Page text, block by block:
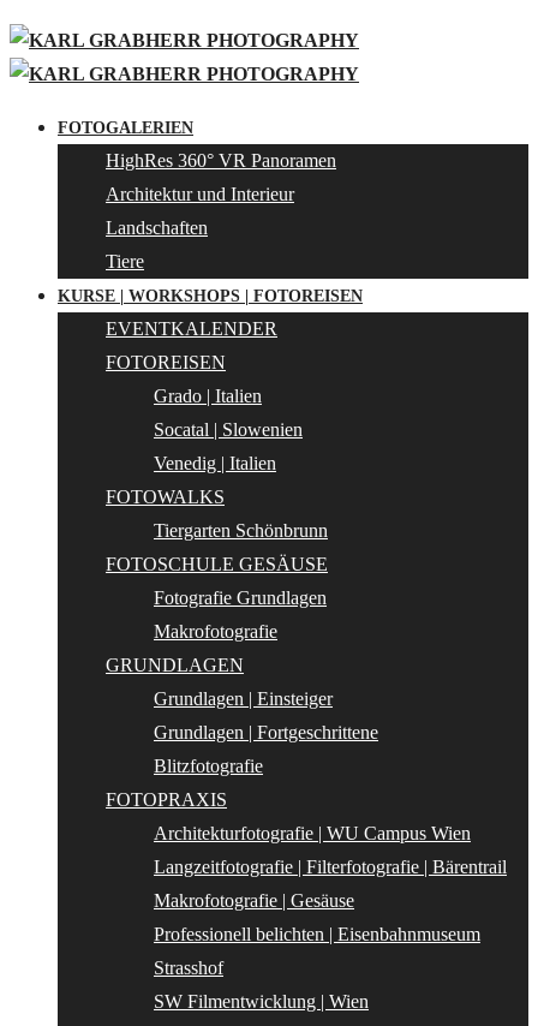
FOTOGALERIEN
HighRes 360° VR Panoramen
Architektur und Interieur
Landschaften
Tiere
KURSE | WORKSHOPS | FOTOREISEN
EVENTKALENDER
FOTOREISEN
Grado | Italien
Socatal | Slowenien
Venedig | Italien
FOTOWALKS
Tiergarten Schönbrunn
FOTOSCHULE GESÄUSE
Fotografie Grundlagen
Makrofotografie
GRUNDLAGEN
Grundlagen | Einsteiger
Grundlagen | Fortgeschrittene
Blitzfotografie
FOTOPRAXIS
Architekturfotografie | WU Campus Wien
Langzeitfotografie | Filterfotografie | Bärentrail
Makrofotografie | Gesäuse
Professionell belichten | Eisenbahnmuseum
Strasshof
SW Filmentwicklung | Wien